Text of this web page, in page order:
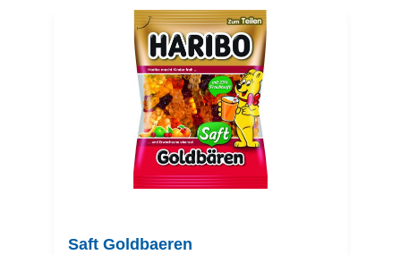
Saft Goldbaeren